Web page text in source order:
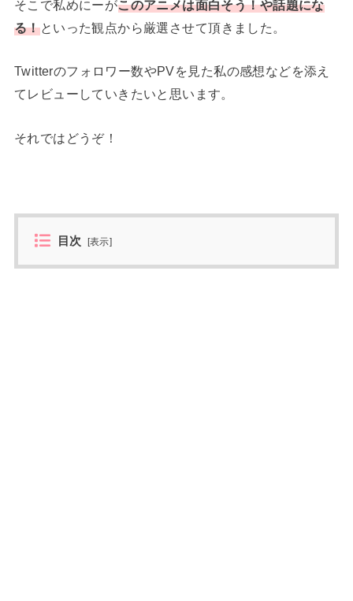
そこで私めにーがこのアニメは面白そう！や話題にな
る！といった観点から厳選させて頂きました。
Twitterのフォロワー数やPVを見た私の感想などを添え
てレビューしていきたいと思います。
それではどうぞ！
目次 [表示]